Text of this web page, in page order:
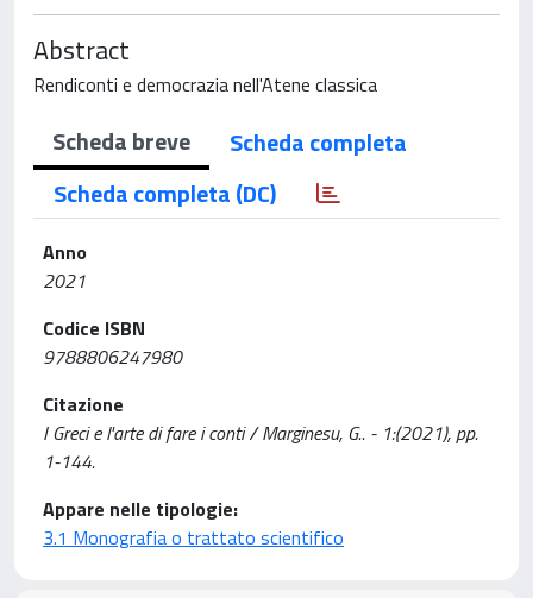
Abstract
Rendiconti e democrazia nell'Atene classica
Scheda breve
Scheda completa
Scheda completa (DC)
Anno
2021
Codice ISBN
9788806247980
Citazione
I Greci e l'arte di fare i conti / Marginesu, G.. - 1:(2021), pp.
1-144.
Appare nelle tipologie:
3.1 Monografia o trattato scientifico